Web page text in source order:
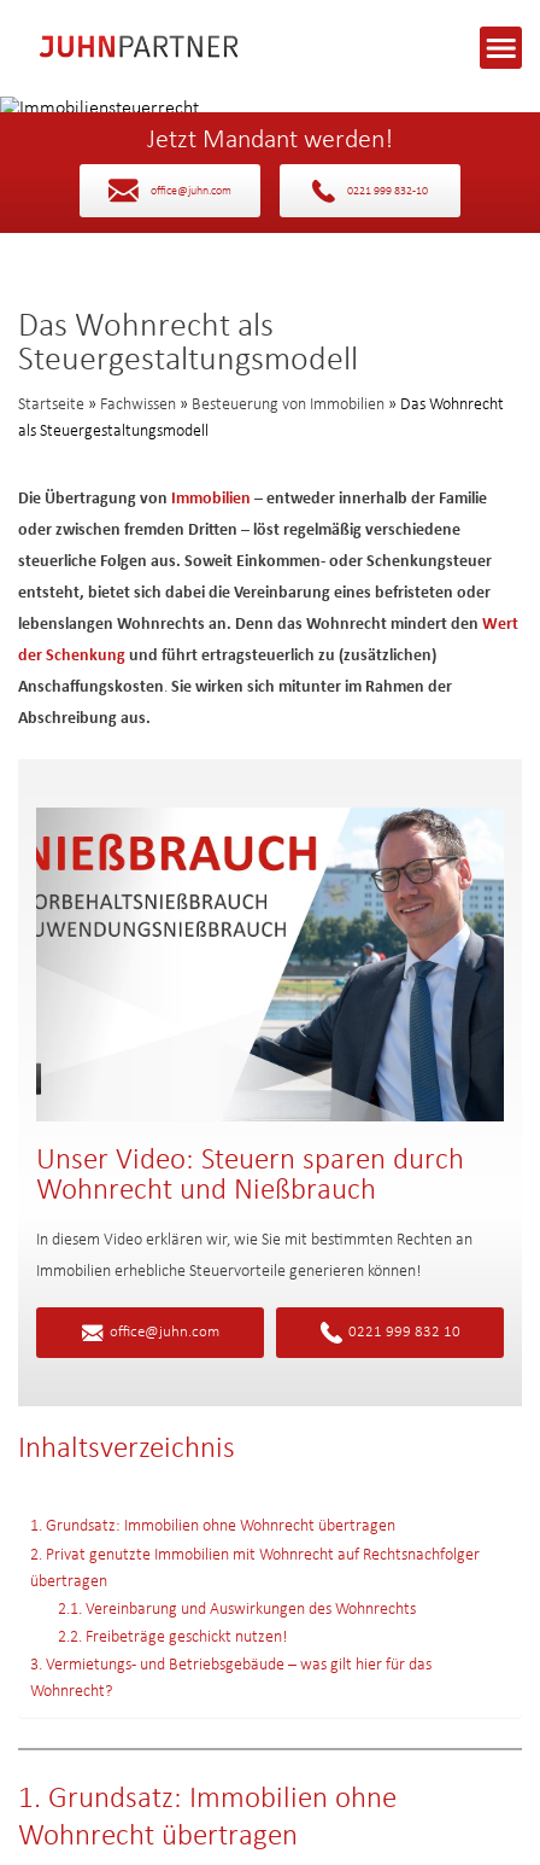
Jetzt Mandant werden!
office@juhn.com 0221 999 832-10
Das Wohnrecht als
Steuergestaltungsmodell
Startseite » Fachwissen » Besteuerung von Immobilien » Das Wohnrecht
als Steuergestaltungsmodell
Die Übertragung von Immobilien – entweder innerhalb der Familie
oder zwischen fremden Dritten – löst regelmäßig verschiedene
steuerliche Folgen aus. Soweit Einkommen- oder Schenkungsteuer
entsteht, bietet sich dabei die Vereinbarung eines befristeten oder
lebenslangen Wohnrechts an. Denn das Wohnrecht mindert den Wert
der Schenkung und führt ertragsteuerlich zu (zusätzlichen)
Anschaffungskosten. Sie wirken sich mitunter im Rahmen der
Abschreibung aus.
Unser Video: Steuern sparen durch
Wohnrecht und Nießbrauch
In diesem Video erklären wir, wie Sie mit bestimmten Rechten an
Immobilien erhebliche Steuervorteile generieren können!
office@juhn.com 0221 999 832 10
Inhaltsverzeichnis
1. Grundsatz: Immobilien ohne Wohnrecht übertragen
2. Privat genutzte Immobilien mit Wohnrecht auf Rechtsnachfolger
übertragen
2.1. Vereinbarung und Auswirkungen des Wohnrechts
2.2. Freibeträge geschickt nutzen!
3. Vermietungs- und Betriebsgebäude – was gilt hier für das
Wohnrecht?
1. Grundsatz: Immobilien ohne
Wohnrecht übertragen